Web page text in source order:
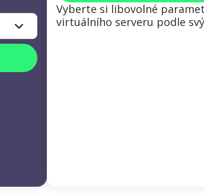
Vyberte si libovolné
virtuálního serveru podle